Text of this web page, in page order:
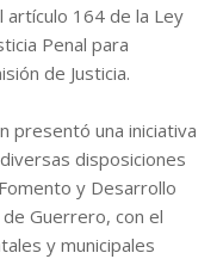
164 de la Ley
Penal para
de Justicia.
presentó una iniciativa
disposiciones
y Desarrollo
Guerrero, con el
y municipales